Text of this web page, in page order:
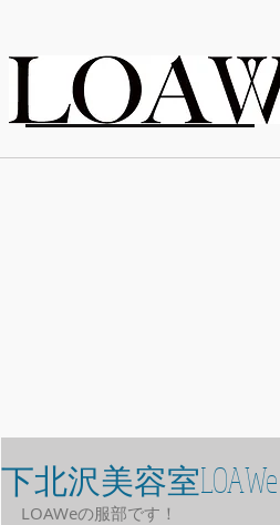
LOAWe
下北沢美容室
LOAWeの服部です！